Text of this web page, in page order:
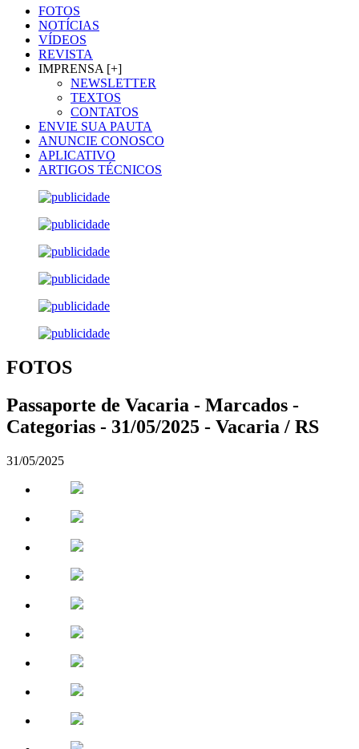
FOTOS
NOTÍCIAS
VÍDEOS
REVISTA
IMPRENSA [+]
NEWSLETTER
TEXTOS
CONTATOS
ENVIE SUA PAUTA
ANUNCIE CONOSCO
APLICATIVO
ARTIGOS TÉCNICOS
FOTOS
Passaporte de Vacaria - Marcados -
Categorias - 31/05/2025 - Vacaria / RS
31/05/2025